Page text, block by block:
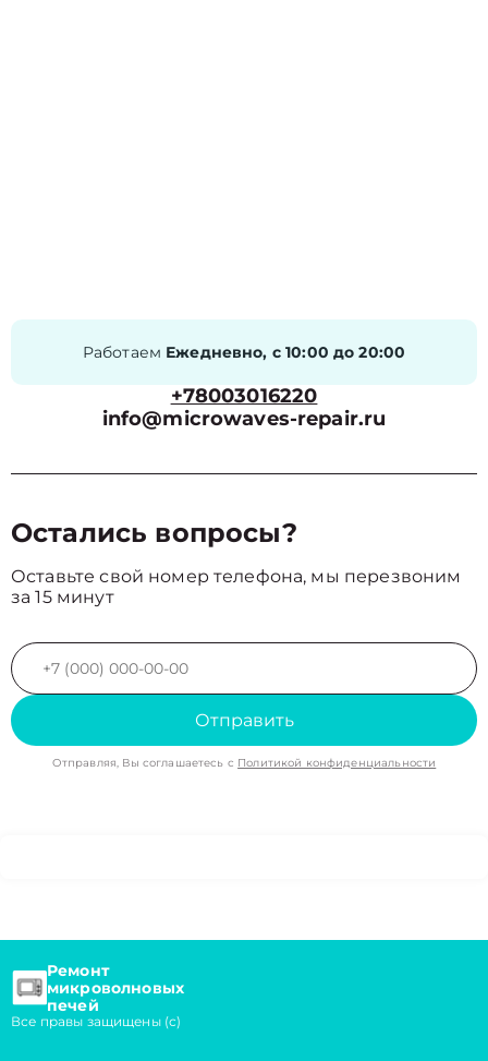
Работаем Ежедневно, с 10:00 до 20:00
+78003016220
info@microwaves-repair.ru
Остались вопросы?
Оставьте свой номер телефона, мы перезвоним
за 15 минут
Отправить
Отправляя, Вы соглашаетесь с Политикой конфиденциальности
Ремонт
микроволновых
печей
Все правы защищены (с)